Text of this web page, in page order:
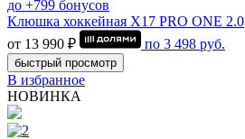
до +799 бонусов
Клюшка хоккейная Х17 PRO ONE 2.0
от 13 990 ₽
по 3 498 руб.
быстрый просмотр
В избранное
НОВИНКА